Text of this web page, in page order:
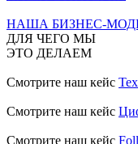
НАША БИЗНЕС-
ДЛЯ ЧЕГО МЫ
ЭТО ДЕЛАЕМ
Смотрите наш кейс
Смотрите наш кейс
Смотрите наш кейс